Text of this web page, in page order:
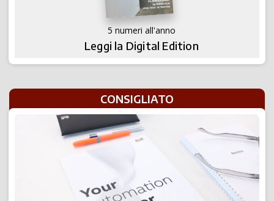
5 numeri all'anno
Leggi la Digital Edition
CONSIGLIATO